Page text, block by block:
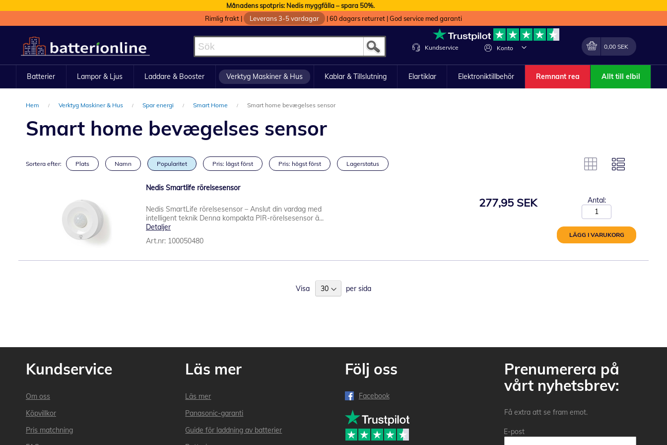
Månadens spotpris: Nedis myggfälla – spara 50%.
Rimlig frakt | Leverans 3-5 vardagar |60 dagars returret |God service med garanti
till
innehållet
Konto Förändra
Min kundvagn
0,00 SEK
Kundservice
Batterier Lampor & Ljus Laddare & Booster Verktyg Maskiner & Hus Kablar & Tillslutning Elartiklar Elektroniktillbehör Remnant rea Allt till elbil
Hem Verktyg Maskiner & Hus Spar energi Smart Home Smart home bevægelses sensor
Smart home bevægelses sensor
Sortera efter: Plats Namn Popularitet Pris: lägst först Pris: högst först Lagerstatus
Nedis Smartlife rörelsesensor
Nedis SmartLife rörelsesensor – Anslut din vardag med
intelligent teknik Denna kompakta PIR-rörelsesensor ä...
Detaljer
Art.nr: 100050480
277,95 SEK Antal:
LÄGG I VARUKORG
Visa per sida
Kundservice
Om oss
Köpvillkor
Pris matchning
Läs mer
Läs mer
Panasonic-garanti
Guide för laddning av batterier
Följ oss
Facebook
Prenumerera på
vårt nyhetsbrev:
Få extra att se fram emot.
E-post